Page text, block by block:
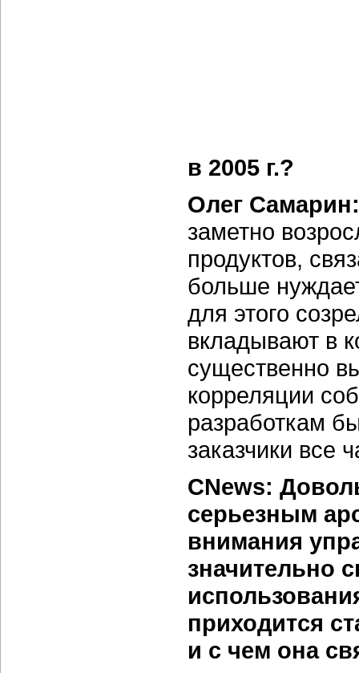
в 2005 г.?
Олег Самарин:
заметно
продуктов,
больше
для этого
вкладывают в
существенно
корреляции
разработкам
заказчики все
CNews:
серьезным
внимания
значительно
приходится
и с чем она